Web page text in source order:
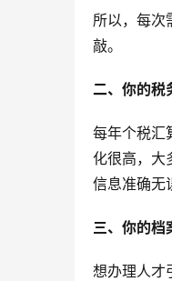
所以，每次
敲。
二、你的税
每年个税汇
化很高，大
信息准确无
三、你的档
想办理人才